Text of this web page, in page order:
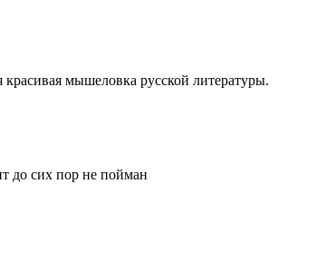
красивая мышеловка русской литературы.
до сих пор не пойман